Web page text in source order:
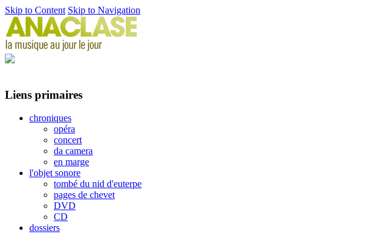
Skip to Content Skip to Navigation
Liens primaires
chroniques
opéra
concert
da camera
en marge
l'objet sonore
tombé du nid d'euterpe
pages de chevet
DVD
CD
dossiers